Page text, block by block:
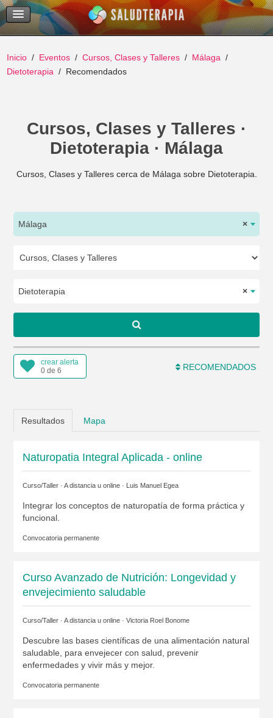
Temas Recientes
Buscar
Inicio Eventos Cursos, Clases y Talleres
Málaga
Dietoterapia
Recomendados
Cursos, Clases y Talleres ·
Dietoterapia · Málaga
Cursos, Clases y Talleres cerca de Málaga sobre Dietoterapia.
×
Málaga
×
Dietoterapia
crear alerta
0 de 6
RECOMENDADOS
Resultados Mapa
Naturopatia Integral Aplicada - online
Curso/Taller · A distancia u online · Luis Manuel Egea
Integrar los conceptos de naturopatía de forma práctica y
funcional.
Convocatoria permanente
Curso Avanzado de Nutrición: Longevidad y
envejecimiento saludable
Curso/Taller · A distancia u online · Victoria Roel Bonome
Descubre las bases científicas de una alimentación natural
saludable, para envejecer con salud, prevenir
enfermedades y vivir más y mejor.
Convocatoria permanente